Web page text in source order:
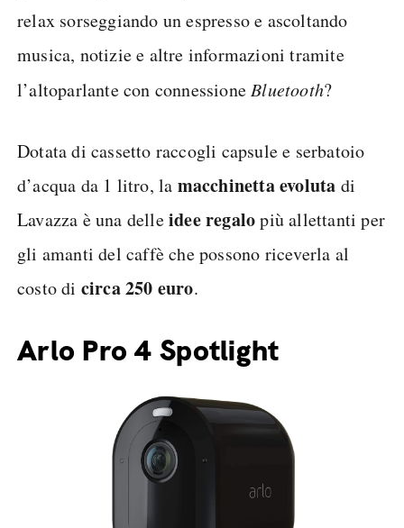
relax sorseggiando un espresso e ascoltando
musica, notizie e altre informazioni tramite
l’altoparlante con connessioneBluetooth?
Dotata di cassetto raccogli capsule e serbatoio
d’acqua da 1 litro, la macchinetta evoluta di
Lavazza è una delleidee regalopiù allettanti per
gli amanti del caffè che possono riceverla al
costo di circa 250 euro.
Arlo Pro 4 Spotlight